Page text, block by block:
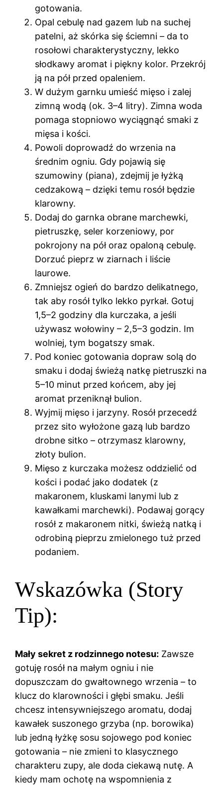
gotowania.
Opal cebulę nad gazem lub na suchej
patelni, aż skórka się ściemni – da to
rosołowi charakterystyczny, lekko
słodkawy aromat i piękny kolor. Przekrój
ją na pół przed opaleniem.
W dużym garnku umieść mięso i zalej
zimną wodą (ok. 3–4 litry). Zimna woda
pomaga stopniowo wyciągnąć smaki z
mięsa i kości.
Powoli doprowadź do wrzenia na
średnim ogniu. Gdy pojawią się
szumowiny (piana), zdejmij je łyżką
cedzakową – dzięki temu rosół będzie
klarowny.
Dodaj do garnka obrane marchewki,
pietruszkę, seler korzeniowy, por
pokrojony na pół oraz opaloną cebulę.
Dorzuć pieprz w ziarnach i liście
laurowe.
Zmniejsz ogień do bardzo delikatnego,
tak aby rosół tylko lekko pyrkał. Gotuj
1,5–2 godziny dla kurczaka, a jeśli
używasz wołowiny – 2,5–3 godzin. Im
wolniej, tym bogatszy smak.
Pod koniec gotowania dopraw solą do
smaku i dodaj świeżą natkę pietruszki na
5–10 minut przed końcem, aby jej
aromat przeniknął bulion.
Wyjmij mięso i jarzyny. Rosół przecedź
przez sito wyłożone gazą lub bardzo
drobne sitko – otrzymasz klarowny,
złoty bulion.
Mięso z kurczaka możesz oddzielić od
kości i podać jako dodatek (z
makaronem, kluskami lanymi lub z
kawałkami marchewki). Podawaj gorący
rosół z makaronem nitki, świeżą natką i
odrobiną pieprzu zmielonego tuż przed
podaniem.
Wskazówka (Story
Tip):
Mały sekret z rodzinnego notesu: Zawsze
gotuję rosół na małym ogniu i nie
dopuszczam do gwałtownego wrzenia – to
klucz do klarowności i głębi smaku. Jeśli
chcesz intensywniejszego aromatu, dodaj
kawałek suszonego grzyba (np. borowika)
lub jedną łyżkę sosu sojowego pod koniec
gotowania – nie zmieni to klasycznego
charakteru zupy, ale doda ciekawą nutę. A
kiedy mam ochotę na wspomnienia z